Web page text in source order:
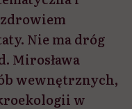
Nie ma dróg
Mirosława
wewnętrznych,
w